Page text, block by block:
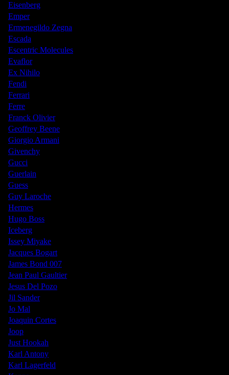
Eisenberg
Emper
Ermenegildo Zegna
Escada
Escentric Molecules
Evaflor
Ex Nihilo
Fendi
Ferrari
Ferre
Franck Olivier
Geoffrey Beene
Giorgio Armani
Givenchy
Gucci
Guerlain
Guess
Guy Laroche
Hermes
Hugo Boss
Iceberg
Issey Miyake
Jacques Bogart
James Bond 007
Jean Paul Gaultier
Jesus Del Pozo
Jil Sander
Jo Mal
Joaquin Cortes
Joop
Just Hookah
Karl Antony
Karl Lagerfeld